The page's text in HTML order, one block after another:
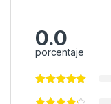
0.0
porcentaje